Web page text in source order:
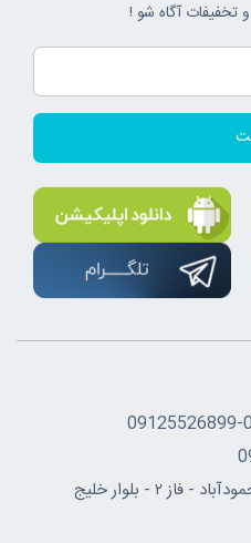
تخفیفات آگاه شو !
آدرس : قم - شهرک صنعتی محمودآباد - فاز ۲ - بلوار خلیج